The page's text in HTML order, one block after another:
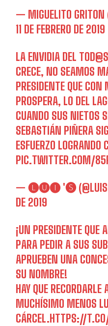
— MIGUELITO GRITON
11 DE FEBRERO DE 2019
LA ENVIDIA DEL
CRECE, NO SEAMOS
PRESIDENTE QUE CON
PROSPERA, LO DEL
CUANDO SUS NIETOS
SEBASTIÁN PIÑERA
ESFUERZO
PIC.TWITTER.COM/
— 🅛🅤🅘 '🅢
DE 2019
¡UN PRESIDENTE QUE
PARA PEDIR A SUS
APRUEBEN UNA
SU NOMBRE!
HAY QUE
MUCHÍSIMO MENOS
CÁRCEL.HTTPS://